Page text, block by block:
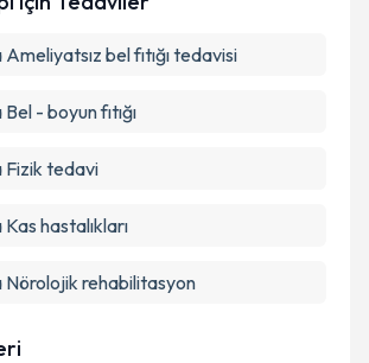
işlenmesine ilişkin
Takvim Talebini Gönder
bel fıtığı tedavisi
- boyun fıtığı
Fizik tedavi
hastalıkları
Nörolojik rehabilitasyon